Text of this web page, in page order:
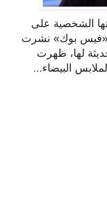
الشخصية على
«فيس بوك» نشرت
لها، ظهرت
البيضاء...